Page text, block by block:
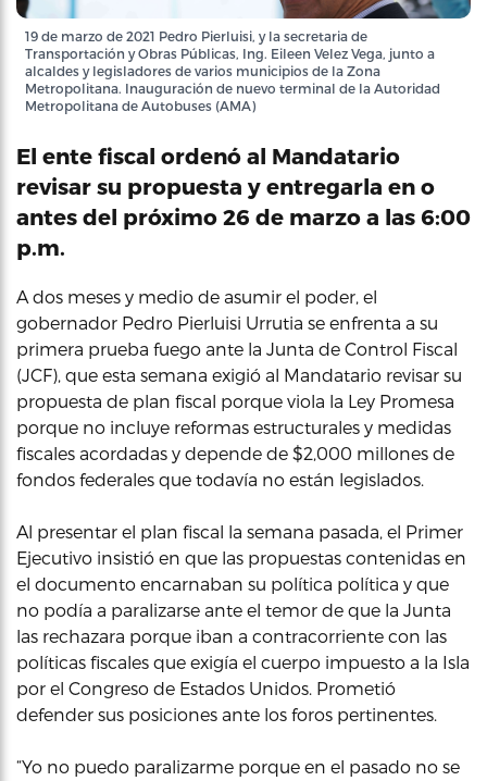
19 de marzo de 2021 Pedro Pierluisi, y la secretaria de
Transportación y Obras Públicas, Ing. Eileen Velez Vega, junto a
alcaldes y legisladores de varios municipios de la Zona
Metropolitana. Inauguración de nuevo terminal de la Autoridad
Metropolitana de Autobuses (AMA)
El ente fiscal ordenó al Mandatario
revisar su propuesta y entregarla en o
antes del próximo 26 de marzo a las 6:00
p.m.
A dos meses y medio de asumir el poder, el
gobernador Pedro Pierluisi Urrutia se enfrenta a su
primera prueba fuego ante la Junta de Control Fiscal
(JCF), que esta semana exigió al Mandatario revisar su
propuesta de plan fiscal porque viola la Ley Promesa
porque no incluye reformas estructurales y medidas
fiscales acordadas y depende de $2,000 millones de
fondos federales que todavía no están legislados.
Al presentar el plan fiscal la semana pasada, el Primer
Ejecutivo insistió en que las propuestas contenidas en
el documento encarnaban su política política y que
no podía a paralizarse ante el temor de que la Junta
las rechazara porque iban a contracorriente con las
políticas fiscales que exigía el cuerpo impuesto a la Isla
por el Congreso de Estados Unidos. Prometió
defender sus posiciones ante los foros pertinentes.
“Yo no puedo paralizarme porque en el pasado no se